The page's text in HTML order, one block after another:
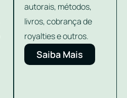
autorais, métodos,
livros, cobrança de
royalties e outros.
Saiba Mais